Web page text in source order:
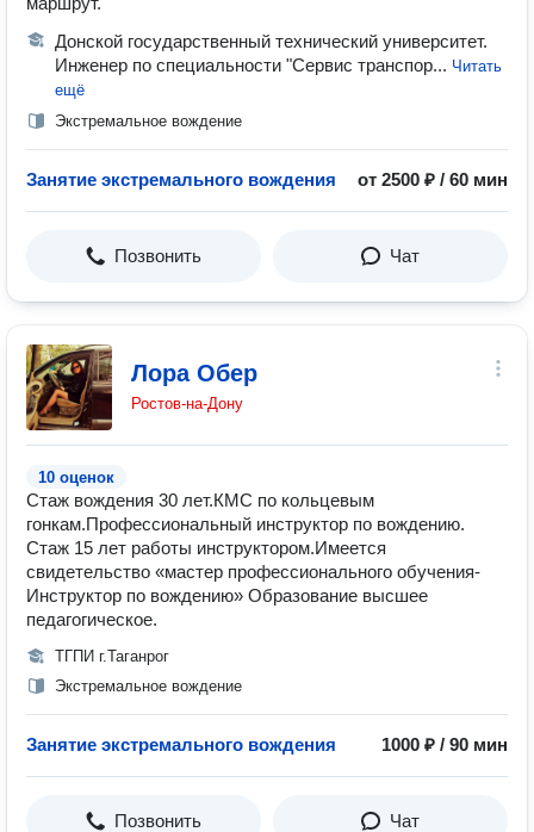
Донской государственный технический университет.
Инженер по специальности "Сервис транспор... Читать
ещё
Экстремальное вождение
Занятие экстремального вождения от 2500 ₽ / 60 мин
Позвонить Чат
Лора Обер
Ростов-на-Дону
10 оценок
Стаж вождения 30 лет.КМС по кольцевым
гонкам.Профессиональный инструктор по вождению.
Стаж 15 лет работы инструктором.Имеется
свидетельство «мастер профессионального обучения-
Инструктор по вождению» Образование высшее
педагогическое.
ТГПИ г.Таганрог
Экстремальное вождение
Занятие экстремального вождения 1000 ₽ / 90 мин
Позвонить Чат